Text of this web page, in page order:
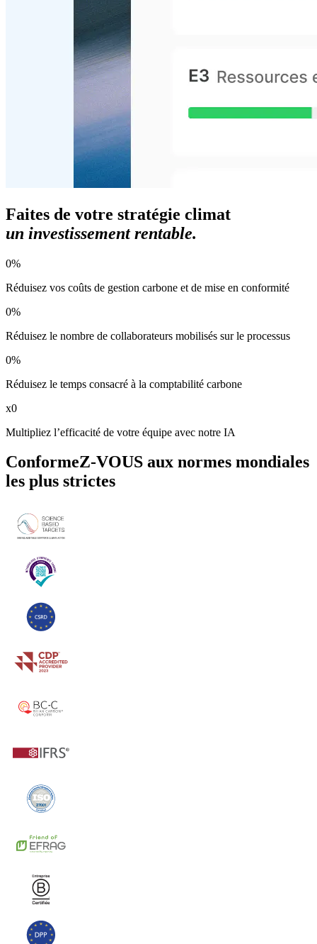
Faites de votre stratégie climat
un investissement rentable.
0%
Réduisez vos coûts de gestion carbone et de mise en conformité
0%
Réduisez le nombre de collaborateurs mobilisés sur le processus
0%
Réduisez le temps consacré à la comptabilité carbone
x0
Multipliez l’efficacité de votre équipe avec notre IA
ConformeZ-VOUS aux normes mondiales
les plus strictes